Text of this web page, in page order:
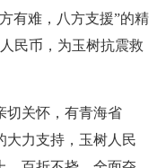
有难，八方支援”的精
民币，为玉树抗震救
切关怀，有青海省
大力支持，玉树人民